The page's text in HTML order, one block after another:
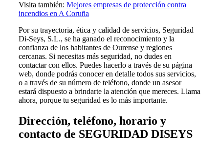
Visita también: Mejores empresas de protección contra
incendios en A Coruña
Por su trayectoria, ética y calidad de servicios, Seguridad
Di-Seys, S.L., se ha ganado el reconocimiento y la
confianza de los habitantes de Ourense y regiones
cercanas. Si necesitas más seguridad, no dudes en
contactar con ellos. Puedes hacerlo a través de su página
web, donde podrás conocer en detalle todos sus servicios,
o a través de su número de teléfono, donde un asesor
estará dispuesto a brindarte la atención que mereces. Llama
ahora, porque tu seguridad es lo más importante.
Dirección, teléfono, horario y
contacto de SEGURIDAD DISEYS